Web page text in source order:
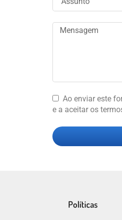
Ao enviar este
e a aceitar os
Políticas